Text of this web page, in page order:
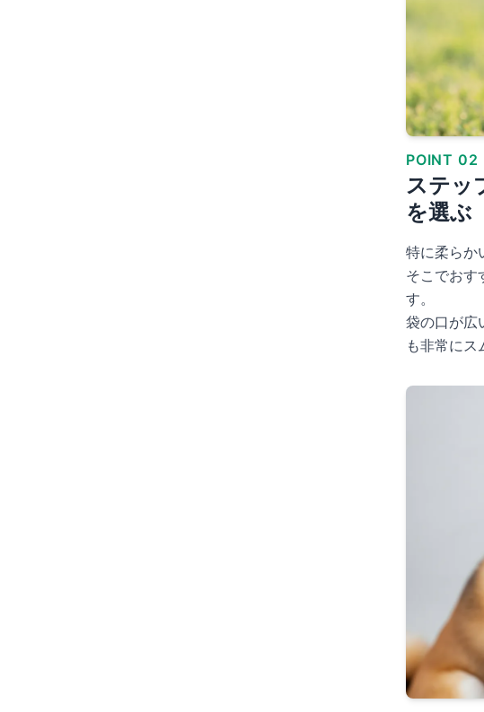
POINT 02
ステッ
を選ぶ
特に柔らか
そこでおす
す。
袋の口が広
も非常にス